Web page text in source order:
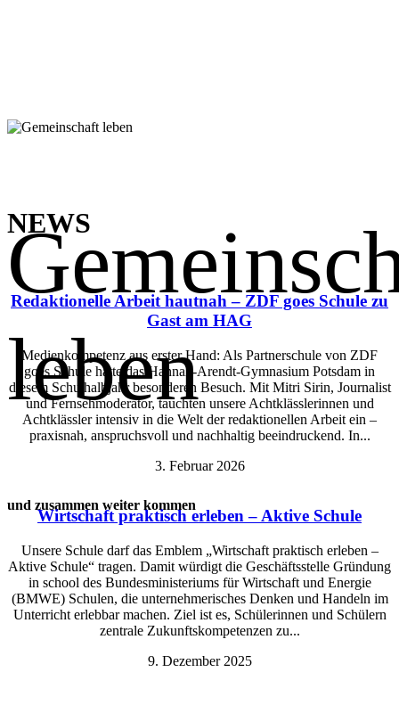
leben
und zusammen weiter kommen
NEWS
Redaktionelle Arbeit hautnah – ZDF goes Schule zu
Gast am HAG
Medienkompetenz aus erster Hand: Als Partnerschule von ZDF
goes Schule hatte das Hannah-Arendt-Gymnasium Potsdam in
diesem Schulhalbjahr besonderen Besuch. Mit Mitri Sirin, Journalist
und Fernsehmoderator, tauchten unsere Achtklässlerinnen und
Achtklässler intensiv in die Welt der redaktionellen Arbeit ein –
praxisnah, anspruchsvoll und nachhaltig beeindruckend. In...
3. Februar 2026
Wirtschaft praktisch erleben – Aktive Schule
Unsere Schule darf das Emblem „Wirtschaft praktisch erleben –
Aktive Schule“ tragen. Damit würdigt die Geschäftsstelle Gründung
in school des Bundesministeriums für Wirtschaft und Energie
(BMWE) Schulen, die unternehmerisches Denken und Handeln im
Unterricht erlebbar machen. Ziel ist es, Schülerinnen und Schülern
zentrale Zukunftskompetenzen zu...
9. Dezember 2025